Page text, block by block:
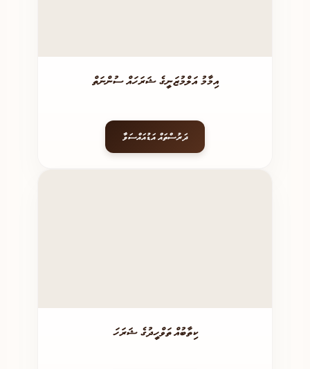
އިމާމު އަލްމުޒަނީގެ ޝަރަހައް ސުންނަތް
ދަރުސްތައް އަޑުއައްސަވާ
ކިތާބުއް ތަވްހީދުގެ ޝަރަހަ